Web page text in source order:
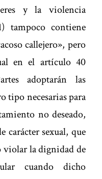
y la violencia
tampoco contiene
callejero», pero
en el artículo 40
adoptarán las
tipo necesarias para
no deseado,
carácter sexual, que
violar la dignidad de
cuando dicho